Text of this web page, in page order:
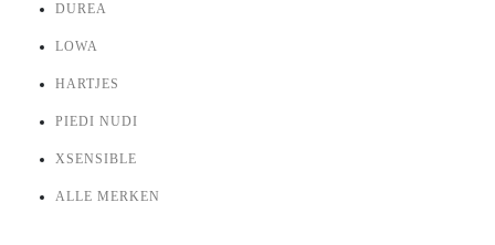
DUREA
LOWA
HARTJES
PIEDI NUDI
XSENSIBLE
ALLE MERKEN